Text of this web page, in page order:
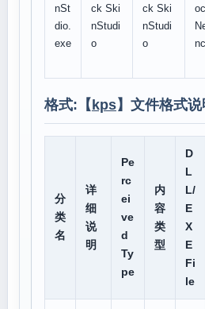
nSt
dio.
exe
ck Ski
nStudi
o
ck Ski
nStudi
o
格式:【 kps】文件格式
分
类
名
详
细
说
明
Pe
rc
ei
ve
d
Ty
pe
内
容
类
型
D
L
L/
E
X
E
Fi
le